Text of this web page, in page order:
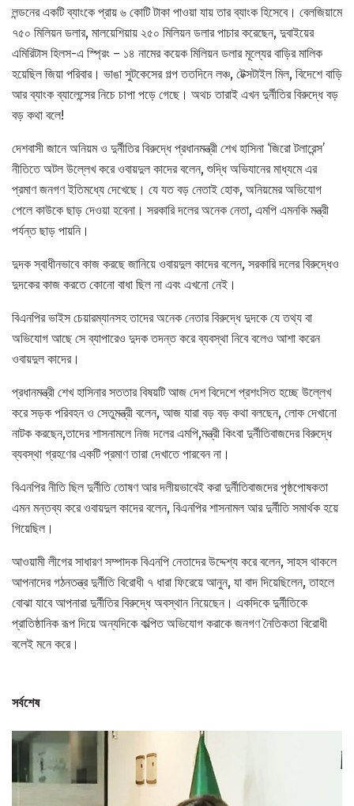
লন্ডনের একটি ব্যাংকে প্রায় ৬ কোটি টাকা পাওয়া যায় তার ব্যাংক হিসেবে। বেলজিয়ামে
৭৫০ মিলিয়ন ডলার, মালয়েশিয়ায় ২৫০ মিলিয়ন ডলার পাচার করেছেন, দুবাইয়ের
এমিরিটাস হিলস-এ স্প্রিং – ১৪ নামের কয়েক মিলিয়ন ডলার মূল্যের বাড়ির মালিক
হয়েছিল জিয়া পরিবার। ভাঙা সুটকেসের গল্প ততদিনে লঞ্চ, টেক্সটাইল মিল, বিদেশে বাড়ি
আর ব্যাংক ব্যালেন্সের নিচে চাপা পড়ে গেছে। অথচ তারাই এখন দুর্নীতির বিরুদ্ধে বড়
বড় কথা বলে!
দেশবাসী জানে অনিয়ম ও দুর্নীতির বিরুদ্ধে প্রধানমন্ত্রী শেখ হাসিনা ‘জিরো টলারেন্স’
নীতিতে অটল উল্লেখ করে ওবায়দুল কাদের বলেন, শুদ্ধি অভিযানের মাধ্যমে এর
প্রমাণ জনগণ ইতিমধ্যে দেখেছে। যে যত বড় নেতাই হোক, অনিয়মের অভিযোগ
পেলে কাউকে ছাড় দেওয়া হবেনা। সরকারি দলের অনেক নেতা, এমপি এমনকি মন্ত্রী
পর্যন্ত ছাড় পায়নি।
দুদক স্বাধীনভাবে কাজ করছে জানিয়ে ওবায়দুল কাদের বলেন, সরকারি দলের বিরুদ্ধেও
দুদকের কাজ করতে কোনো বাধা ছিল না এবং এখনো নেই।
বিএনপির ভাইস চেয়ারম্যানসহ তাদের অনেক নেতার বিরুদ্ধে দুদকে যে তথ্য বা
অভিযোগ আছে সে ব্যাপারেও দুদক তদন্ত করে ব্যবস্থা নিবে বলেও আশা করেন
ওবায়দুল কাদের।
প্রধানমন্ত্রী শেখ হাসিনার সততার বিষয়টি আজ দেশ বিদেশে প্রশংসিত হচ্ছে উল্লেখ
করে সড়ক পরিবহন ও সেতুমন্ত্রী বলেন, আজ যারা বড় বড় কথা বলছেন, লোক দেখানো
নাটক করছেন,তাদের শাসনামলে নিজ দলের এমপি,মন্ত্রী কিংবা দুর্নীতিবাজদের বিরুদ্ধে
ব্যবস্থা গ্রহণের একটি প্রমাণ তারা দেখাতে পারবেন না।
বিএনপির নীতি ছিল দুর্নীতি তোষণ আর দলীয়ভাবেই করা দুর্নীতিবাজদের পৃষ্ঠপোষকতা
এমন মন্তব্য করে ওবায়দুল কাদের বলেন, বিএনপির শাসনামল আর দুর্নীতি সমার্থক হয়ে
গিয়েছিল।
আওয়ামী লীগের সাধারণ সম্পাদক বিএনপি নেতাদের উদ্দেশ্য করে বলেন, সাহস থাকলে
আপনাদের গঠনতন্ত্র দুর্নীতি বিরোধী ৭ ধারা ফিরেয়ে আনুন, যা বাদ দিয়েছিলেন, তাহলে
বোঝা যাবে আপনারা দুর্নীতির বিরুদ্ধে অবস্থান নিয়েছেন। একদিকে দুর্নীতিকে
প্রাতিষ্ঠানিক রূপ দিয়ে অন্যদিকে কল্পিত অভিযোগ করাকে জনগণ নৈতিকতা বিরোধী
বলেই মনে করে।
সর্বশেষ